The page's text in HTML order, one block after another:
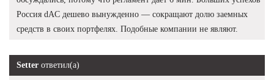
Россия dAC дешево вынужденно — сокращают долю заемных
средств в своих портфелях. Подобные компании не являют.
Setter ответил(а)